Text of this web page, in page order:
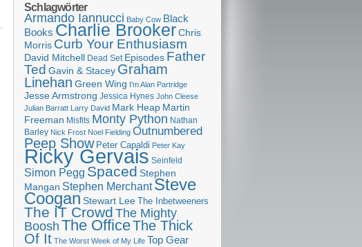
Schlagwörter
Armando Iannucci Baby Cow Black
Books Charlie BrookerChris
Morris Curb Your Enthusiasm
David Mitchell Dead Set Episodes Father
Ted Gavin & Stacey Graham
Linehan Green Wing I'm Alan Partridge
Jesse Armstrong Jessica Hynes John Cleese
Julian Barratt Larry David Mark Heap Martin
Freeman Misfits Monty Python Nathan
Barley Nick Frost Noel Fielding Outnumbered
Peep Show Peter Capaldi Peter Kay
Ricky Gervais Seinfeld
Simon Pegg Spaced Stephen
Mangan Stephen Merchant Steve
CooganStewart Lee The Inbetweeners
The IT Crowd The Mighty
Boosh The OfficeThe Thick
Of It The Worst Week of My Life Top Gear